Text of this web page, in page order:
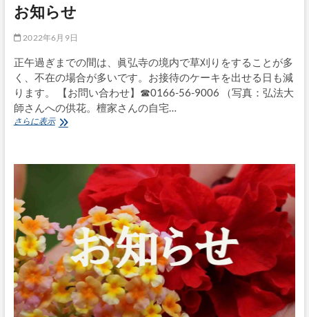
お知らせ
2022年6月9日
正午過ぎまでの間は、眞弘寺の境内で草刈りをすることが多
く、不在の場合が多いです。お接待のケーキを出せる日も減
ります。 【お問い合わせ】☎0166-56-9006 （写真：弘法大
師さんへの供花。檀家さんの自宅…
さらに表示お